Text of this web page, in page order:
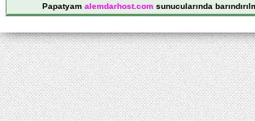
Papatyam alemdarhost.comsunucularında